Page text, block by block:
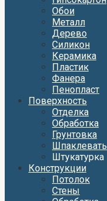
Обои
Металл
Дерево
Силикон
Керамика
Пластик
Фанера
Пенопласт
Поверхность
Отделка
Обработка
Грунтовка
Шпаклевать
Штукатурка
Конструкции
Потолок
Стены